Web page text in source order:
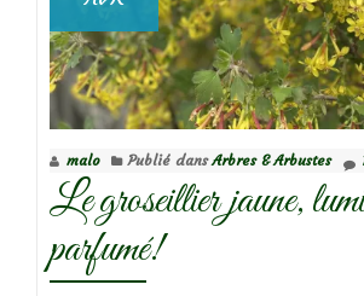
malo Publié dansArbres & Arbustes
Le groseillier jaune,
parfumé!